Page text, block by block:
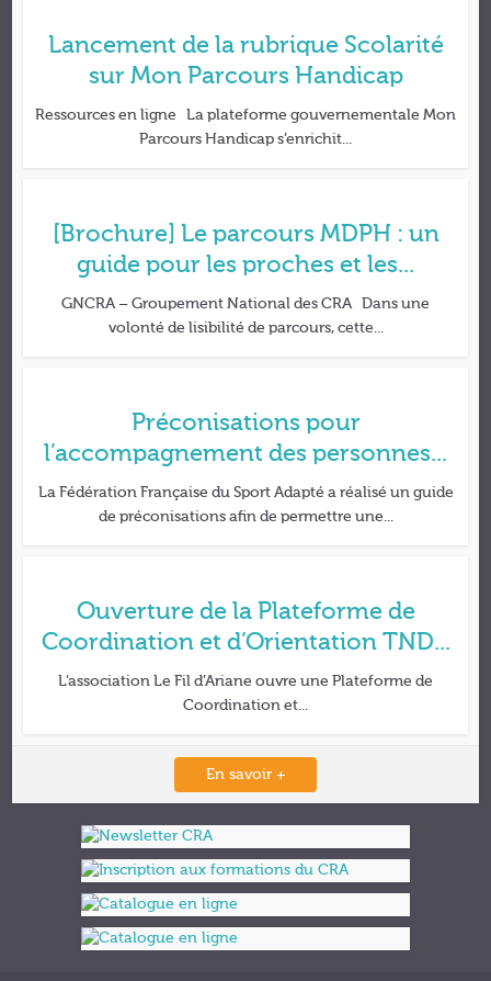
Lancement de la rubrique Scolarité
sur Mon Parcours Handicap
Ressources en ligne La plateforme gouvernementale Mon
Parcours Handicap s’enrichit...
[Brochure] Le parcours MDPH : un
guide pour les proches et les...
GNCRA – Groupement National des CRA Dans une
volonté de lisibilité de parcours, cette...
Préconisations pour
l’accompagnement des personnes...
La Fédération Française du Sport Adapté a réalisé un guide
de préconisations afin de permettre une...
Ouverture de la Plateforme de
Coordination et d’Orientation TND...
L’association Le Fil d’Ariane ouvre une Plateforme de
Coordination et...
En savoir +